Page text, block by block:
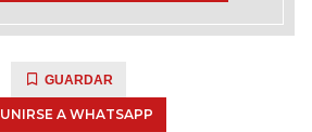
GUARDAR
UNIRSE A WHATSAPP